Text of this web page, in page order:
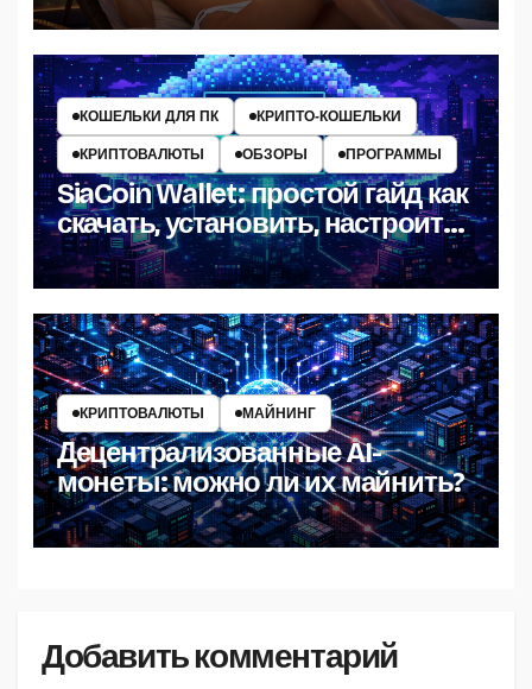
КОШЕЛЬКИ ДЛЯ ПК
КРИПТО‑КОШЕЛЬКИ
КРИПТОВАЛЮТЫ
ОБЗОРЫ ПРОГРАММЫ
SiaCoin Wallet: простой гайд как
скачать, установить, настроить
и пользоваться
КРИПТОВАЛЮТЫ МАЙНИНГ
Децентрализованные AI-
монеты: можно ли их майнить?
Добавить комментарий